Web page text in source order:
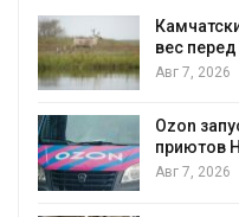
Авг 7, 2026